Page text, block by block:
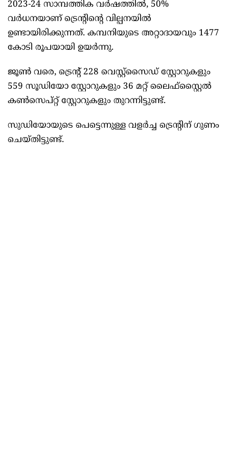
2023-24 സാമ്പത്തിക വർഷത്തിൽ, 50%
വർധനയാണ് ട്രെൻ്റിൻ്റെ വില്പനയിൽ
ഉണ്ടായിരിക്കുന്നത്. കമ്പനിയുടെ അറ്റാദായവും 1477
കോടി രൂപയായി ഉയർന്നു.
ജൂൺ വരെ, ട്രെൻ്റ് 228 വെസ്റ്റ്സൈഡ് സ്റ്റോറുകളും
559 സൂഡിയോ സ്റ്റോറുകളും 36 മറ്റ് ലൈഫ്സ്റ്റൈൽ
കൺസെപ്റ്റ് സ്റ്റോറുകളും തുറന്നിട്ടുണ്ട്.
സുഡിയോയുടെ പെട്ടെന്നുള്ള വളർച്ച ട്രെൻ്റിന് ഗുണം
ചെയ്തിട്ടുണ്ട്.